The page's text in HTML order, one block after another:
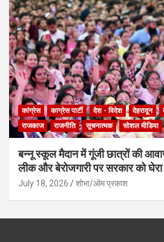
कांग्रेस काग्रेस पार्टी देश - विदेश देहरादून
राजकाज
राजनीति सूचनात्मक सोशल मीडिया
बन्नू स्कूल मैदान में गूंजी छात्रों की
लीक और बेरोजगारी पर सरकार को घेरा
July 18, 2026 शोभा/ओम प्रकाश